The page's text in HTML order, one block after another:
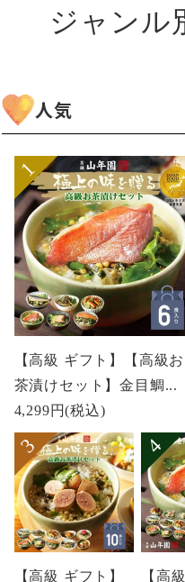
ジャンル
人気
【高級 ギフト】【高級お
茶漬けセット】金目鯛...
4,299円(税込)
【高級 ギフト】 【高